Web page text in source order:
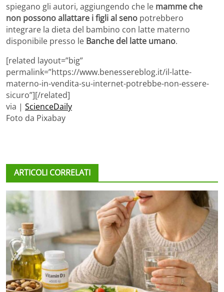
spiegano gli autori, aggiungendo che le mamme che
non possono allattare i figli al seno potrebbero
integrare la dieta del bambino con latte materno
disponibile presso le Banche del latte umano.
[related layout=”big”
permalink=”https://www.benessereblog.it/il-latte-
materno-in-vendita-su-internet-potrebbe-non-essere-
sicuro”][/related]
via | ScienceDaily
Foto da Pixabay
ARTICOLI CORRELATI